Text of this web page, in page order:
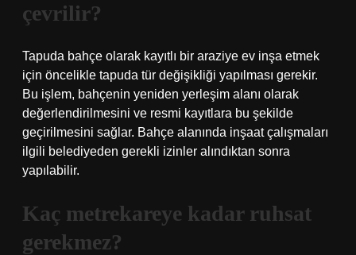
çevrilir?
Tapuda bahçe olarak kayıtlı bir araziye ev inşa etmek
için öncelikle tapuda tür değişikliği yapılması gerekir.
Bu işlem, bahçenin yeniden yerleşim alanı olarak
değerlendirilmesini ve resmi kayıtlara bu şekilde
geçirilmesini sağlar. Bahçe alanında inşaat çalışmaları
ilgili belediyeden gerekli izinler alındıktan sonra
yapılabilir.
Kaç metrekareye kadar ruhsat
gerekmez?